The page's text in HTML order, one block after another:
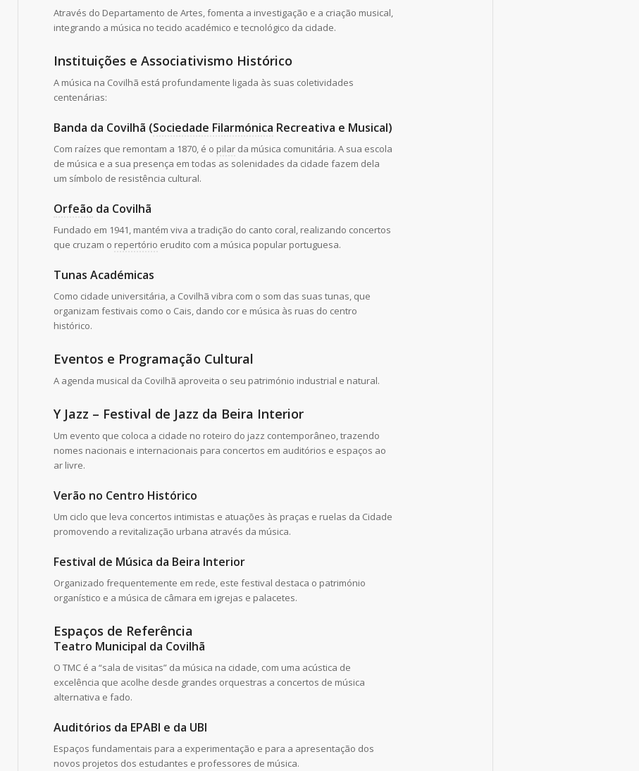
Através do Departamento de Artes, fomenta a investigação e a criação musical,
integrando a música no tecido académico e tecnológico da cidade.
Instituições e Associativismo Histórico
A música na Covilhã está profundamente ligada às suas coletividades
centenárias:
Banda da Covilhã (Sociedade Filarmónica Recreativa e Musical)
Com raízes que remontam a 1870, é o pilarda música comunitária. A sua escola
de música e a sua presença em todas as solenidades da cidade fazem dela
um símbolo de resistência cultural.
Orfeão da Covilhã
Fundado em 1941, mantém viva a tradição do canto coral, realizando concertos
que cruzam o repertório erudito com a música popular portuguesa.
Tunas Académicas
Como cidade universitária, a Covilhã vibra com o som das suas tunas, que
organizam festivais como o Cais, dando cor e música às ruas do centro
histórico.
Eventos e Programação Cultural
A agenda musical da Covilhã aproveita o seu património industrial e natural.
Y Jazz – Festival de Jazz da Beira Interior
Um evento que coloca a cidade no roteiro do jazz contemporâneo, trazendo
nomes nacionais e internacionais para concertos em auditórios e espaços ao
ar livre.
Verão no Centro Histórico
Um ciclo que leva concertos intimistas e atuações às praças e ruelas da Cidade
promovendo a revitalização urbana através da música.
Festival de Música da Beira Interior
Organizado frequentemente em rede, este festival destaca o património
organístico e a música de câmara em igrejas e palacetes.
Espaços de Referência
Teatro Municipal da Covilhã
O TMC é a “sala de visitas” da música na cidade, com uma acústica de
excelência que acolhe desde grandes orquestras a concertos de música
alternativa e fado.
Auditórios da EPABI e da UBI
Espaços fundamentais para a experimentação e para a apresentação dos
novos projetos dos estudantes e professores de música.